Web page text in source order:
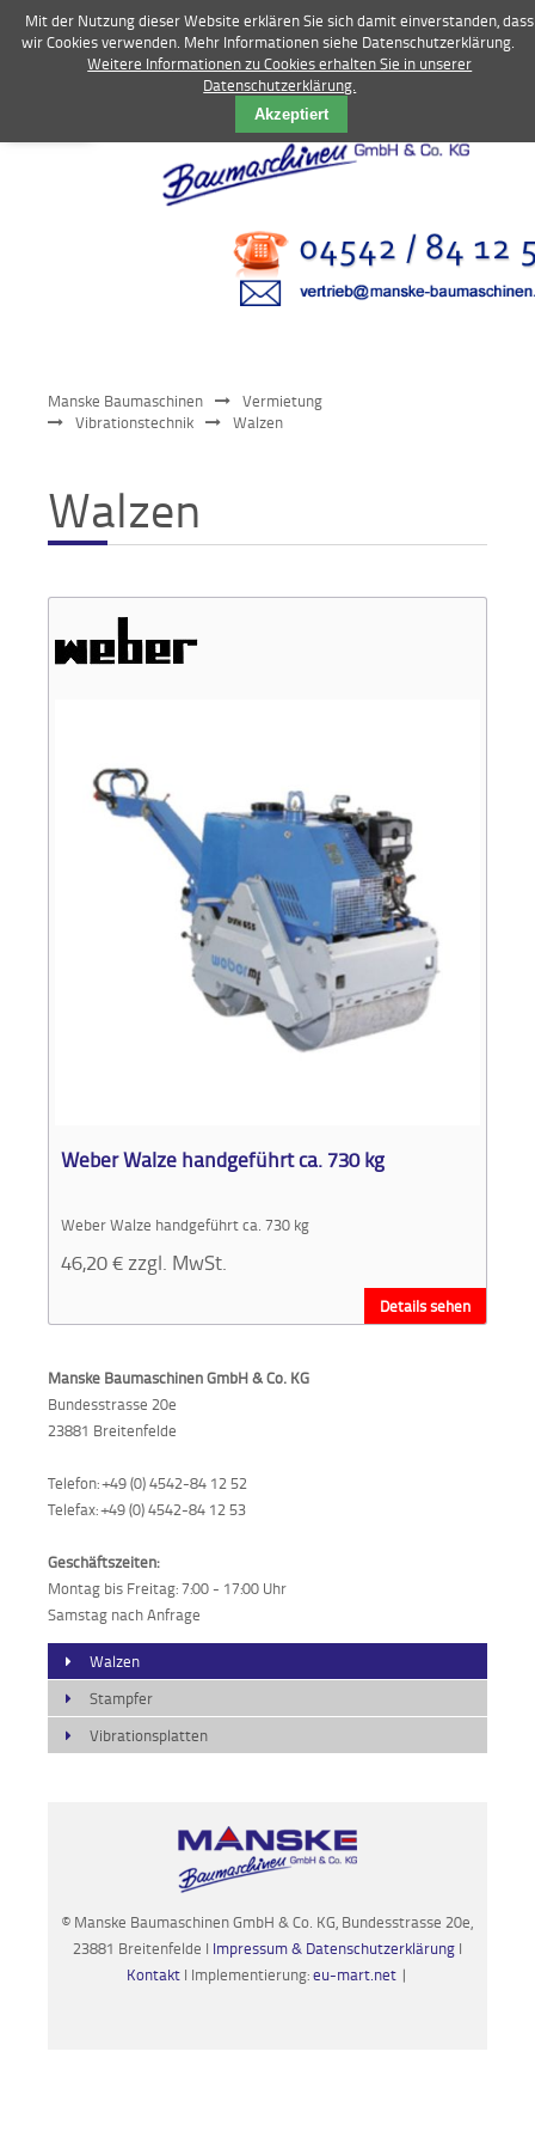
Bagger
Kommunaltechnik
Sonstiges
Stromerzeuger
Vibrationstechnik
Kommunaltechnik
Angebote
Manske Baumaschinen
Vermietung
Vibrationstechnik
Walzen
Walzen
Weber Walze handgeführt ca. 730 kg
Weber Walze handgeführt ca. 730 kg
46,20€ zzgl. MwSt.
Details sehen
Manske Baumaschinen GmbH & Co. KG
Bundesstrasse 20e
23881 Breitenfelde
Telefon: +49 (0) 4542-84 12 52
Telefax: +49 (0) 4542-84 12 53
Geschäftszeiten:
Montag bis Freitag: 7:00 - 17:00 Uhr
Samstag nach Anfrage
Walzen
Stampfer
Vibrationsplatten
© Manske Baumaschinen GmbH & Co. KG, Bundesstrasse 20e,
23881 Breitenfelde I Impressum & Datenschutzerklärung I
Kontakt I Implementierung:eu-mart.net |
Mit der Nutzung dieser Website erklären Sie sich damit einverstanden, dass
wir Cookies verwenden. Mehr Informationen siehe Datenschutzerklärung.
Weitere Informationen zu Cookies erhalten Sie in unserer
Datenschutzerklärung.
Akzeptiert